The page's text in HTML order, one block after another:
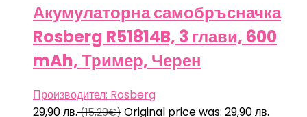
Акумулаторна самобръсначка
Rosberg R51814B, 3 глави, 600
mAh, Тример, Черен
Производител: Rosberg
29,90лв.(15,29€) Original price was: 29,90 лв.